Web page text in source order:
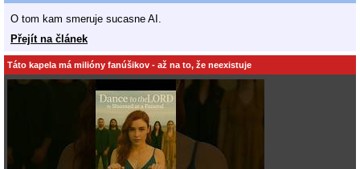
O tom kam smeruje sucasne AI.
Přejít na článek
Táto kapela má milióny fanúšikov - až na to, že neexistuje